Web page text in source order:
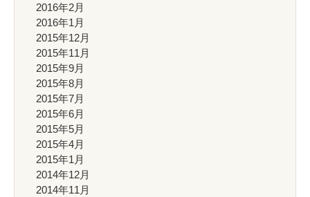
2016年2月
2016年1月
2015年12月
2015年11月
2015年9月
2015年8月
2015年7月
2015年6月
2015年5月
2015年4月
2015年1月
2014年12月
2014年11月